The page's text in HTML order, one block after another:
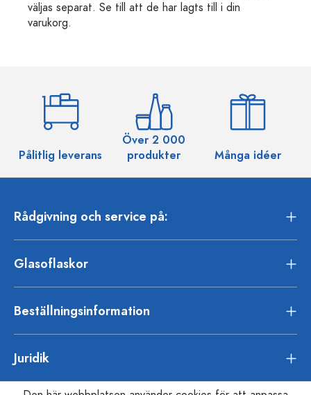
väljas separat. Se till att de har lagts till i din
varukorg.
Pålitlig leverans
Över 2 000
produkter
Många idéer
Rådgivning och service på:
Glasoflaskor
Beställningsinformation
Juridik